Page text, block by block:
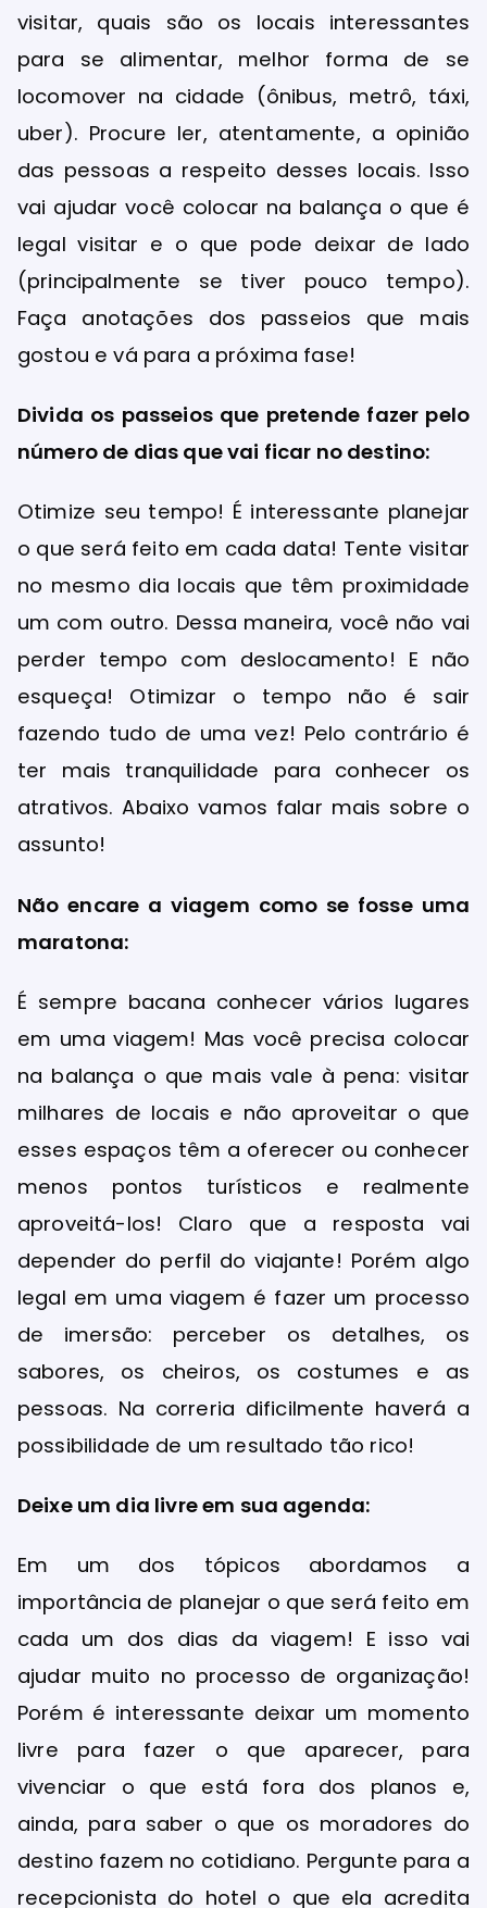
visitar, quais são os locais interessantes
para se alimentar, melhor forma de se
locomover na cidade (ônibus, metrô, táxi,
uber). Procure ler, atentamente, a opinião
das pessoas a respeito desses locais. Isso
vai ajudar você colocar na balança o que é
legal visitar e o que pode deixar de lado
(principalmente se tiver pouco tempo).
Faça anotações dos passeios que mais
gostou e vá para a próxima fase!
Divida os passeios que pretende fazer pelo
número de dias que vai ficar no destino:
Otimize seu tempo! É interessante planejar
o que será feito em cada data! Tente visitar
no mesmo dia locais que têm proximidade
um com outro. Dessa maneira, você não vai
perder tempo com deslocamento! E não
esqueça! Otimizar o tempo não é sair
fazendo tudo de uma vez! Pelo contrário é
ter mais tranquilidade para conhecer os
atrativos. Abaixo vamos falar mais sobre o
assunto!
Não encare a viagem como se fosse uma
maratona:
É sempre bacana conhecer vários lugares
em uma viagem! Mas você precisa colocar
na balança o que mais vale à pena: visitar
milhares de locais e não aproveitar o que
esses espaços têm a oferecer ou conhecer
menos pontos turísticos e realmente
aproveitá-los! Claro que a resposta vai
depender do perfil do viajante! Porém algo
legal em uma viagem é fazer um processo
de imersão: perceber os detalhes, os
sabores, os cheiros, os costumes e as
pessoas. Na correria dificilmente haverá a
possibilidade de um resultado tão rico!
Deixe um dia livre em sua agenda:
Em um dos tópicos abordamos a
importância de planejar o que será feito em
cada um dos dias da viagem! E isso vai
ajudar muito no processo de organização!
Porém é interessante deixar um momento
livre para fazer o que aparecer, para
vivenciar o que está fora dos planos e,
ainda, para saber o que os moradores do
destino fazem no cotidiano. Pergunte para a
recepcionista do hotel o que ela acredita